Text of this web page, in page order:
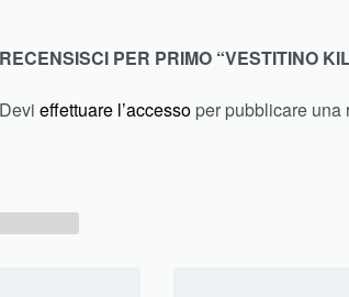
RECENSISCI PER PRIMO “VESTITINO
Devi effettuare l’accesso per pubblicare una